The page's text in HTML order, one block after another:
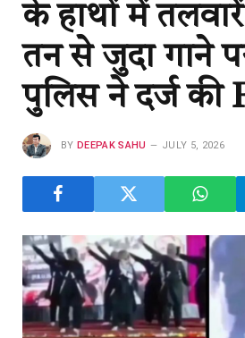
के हाथों में
तन से जुदा गाने
पुलिस ने दर्ज की
BY DEEPAK SAHU JULY 5, 2026